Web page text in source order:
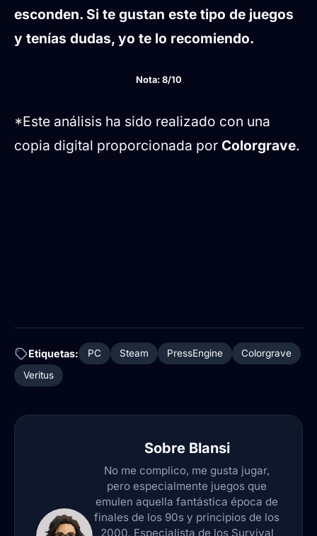
esconden. Si te gustan este tipo de juegos
y tenías dudas, yo te lo recomiendo.
Nota: 8/10
*Este análisis ha sido realizado con una
copia digital proporcionada por Colorgrave.
Etiquetas: PC Steam PressEngine
Colorgrave
Veritus
Sobre Blansi
No me complico, me gusta jugar,
pero especialmente juegos que
emulen aquella fantástica época de
finales de los 90s y principios de los
2000. Especialista de los Survival